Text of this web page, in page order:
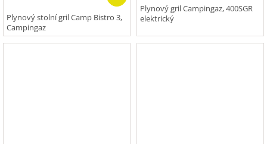
Plynový stolní gril Camp Bistro 3,
Campingaz
Plynový gril Campingaz, 400SGR
elektrický